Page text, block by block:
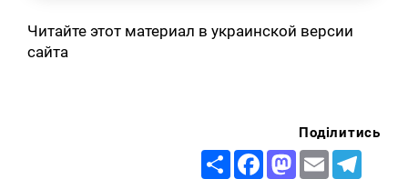
Читайте этот материал в украинской версии
сайта
Поділитись
Share FacebookMastodon
Email